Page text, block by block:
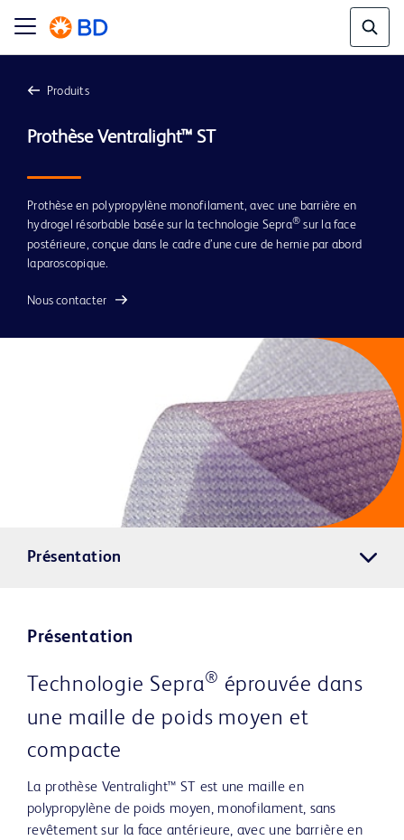
Produits
Prothèse en polypropylène monofilament, avec une barrière en
hydrogel résorbable basée sur la technologie Sepra® sur la face
postérieure, conçue dans le cadre d’une cure de hernie par abord
laparoscopique.
Nous contacter
Présentation
Présentation
Technologie Sepra® éprouvée dans
une maille de poids moyen et
compacte
La prothèse Ventralight™ ST est une maille en
polypropylène de poids moyen, monofilament, sans
revêtement sur la face antérieure, avec une barrière en